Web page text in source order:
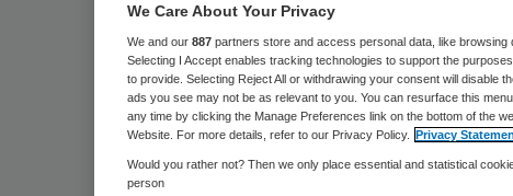
Huijbregts
bij
Haaglanden
We Care About Your Privacy
We and our 887 partners store and access personal data, like browsing
Selecting I Accept enables tracking technologies to support the
to provide. Selecting Reject All or withdrawing your consent will disable
ads you see may not be as relevant to you. You can resurface this
any time by clicking the Manage Preferences link on the bottom of the
Website. For more details, refer to our Privacy Policy.
Privacy
Would you rather not? Then we only place essential and statistical
person